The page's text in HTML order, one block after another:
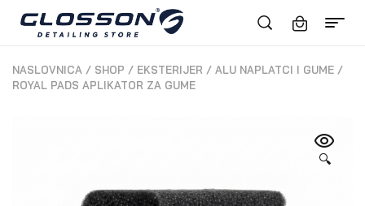
NASLOVNICA / SHOP / EKSTERIJER / ALU NAPLATCI I GUME /
ROYAL PADS APLIKATOR ZA GUME
🔍